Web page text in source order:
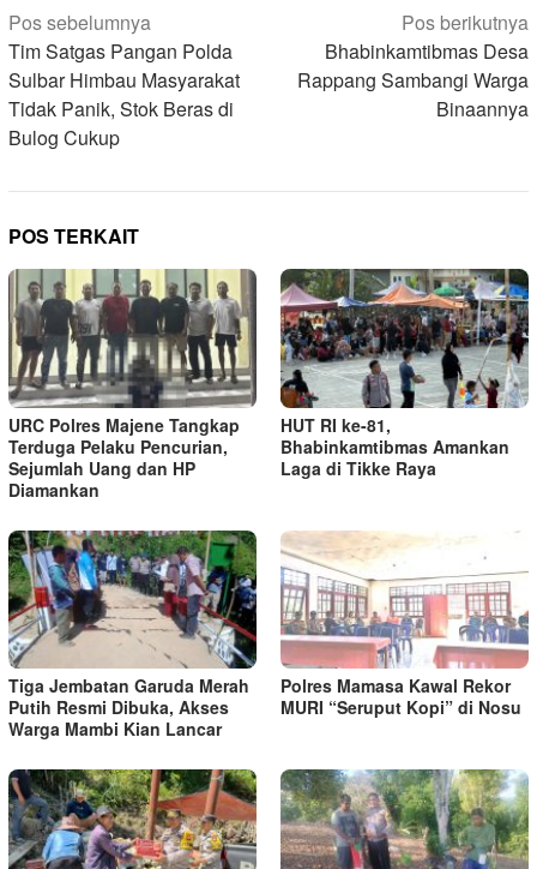
Navigasi
pos
Pos sebelumnya
Tim Satgas Pangan Polda
Sulbar Himbau Masyarakat
Tidak Panik, Stok Beras di
Bulog Cukup
Pos berikutnya
Bhabinkamtibmas Desa
Rappang Sambangi Warga
Binaannya
POS TERKAIT
URC Polres Majene Tangkap
Terduga Pelaku Pencurian,
Sejumlah Uang dan HP
Diamankan
HUT RI ke-81,
Bhabinkamtibmas Amankan
Laga di Tikke Raya
Tiga Jembatan Garuda Merah
Putih Resmi Dibuka, Akses
Warga Mambi Kian Lancar
Polres Mamasa Kawal Rekor
MURI “Seruput Kopi” di Nosu